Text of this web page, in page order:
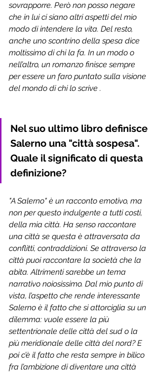
sovrapporre. Però non posso negare
che in lui ci siano altri aspetti del mio
modo di intendere la vita. Del resto,
anche uno scontrino della spesa dice
moltissimo di chi la fa. In un modo o
nell’altro, un romanzo finisce sempre
per essere un faro puntato sulla visione
del mondo di chi lo scrive .
Nel suo ultimo libro definisce
Salerno una "città sospesa".
Quale il significato di questa
definizione?
"A Salerno" è un racconto emotivo, ma
non per questo indulgente a tutti costi,
della mia città. Ha senso raccontare
una città se questa è attraversata da
conflitti, contraddizioni. Se attraverso la
città puoi raccontare la società che la
abita. Altrimenti sarebbe un tema
narrativo noiosissimo. Dal mio punto di
vista, l’aspetto che rende interessante
Salerno è il fatto che si attorciglia su un
dilemma: vuole essere la più
settentrionale delle città del sud o la
più meridionale delle città del nord? E
poi c’è il fatto che resta sempre in bilico
fra l’ambizione di diventare una città